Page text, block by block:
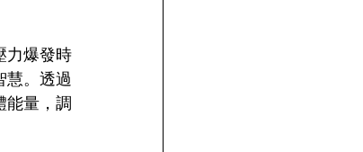
力爆發時
慧。透過
能量，調